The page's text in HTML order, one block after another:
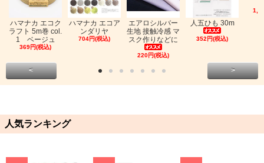
ハマナカ エコク
ラフト 5m巻 col.
1 ベージュ
369円(税込)
ハマナカ エコア
ンダリヤ
704円(税込)
エアロシルバー
生地 接触冷感 マ
スク作りなどに
220円(税込)
人五ひも 30m
352円(税込)
< >
人気ランキング